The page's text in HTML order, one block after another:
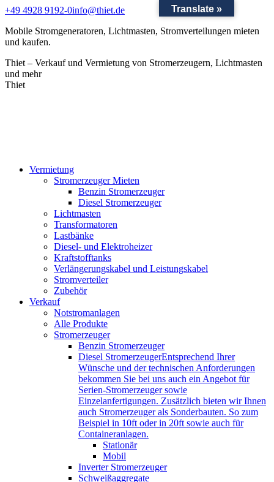
Zum
springen
+49 4928 9192-0info@thiet.de
Mobile Stromgeneratoren, Lichtmasten, Stromverteilungen mieten
und kaufen.
Thiet – Verkauf und Vermietung von Stromerzeugern, Lichtmasten
und mehr
Thiet
Vermietung
Stromerzeuger Mieten
Benzin Stromerzeuger
Diesel Stromerzeuger
Lichtmasten
Transformatoren
Lastbänke
Diesel- und Elektroheizer
Kraftstofftanks
Verlängerungskabel und Leistungskabel
Stromverteiler
Zubehör
Verkauf
Notstromanlagen
Alle Produkte
Stromerzeuger
Benzin Stromerzeuger
Diesel StromerzeugerEntsprechend Ihrer
Wünsche und der technischen Anforderungen
bekommen Sie bei uns auch ein Angebot für
Serien-Stromerzeuger sowie
Einzelanfertigungen. Zusätzlich bieten wir Ihnen
auch Stromerzeuger als Sonderbauten. So zum
Beispiel in 10ft oder in 20ft sowie auch für
Containeranlagen.
Stationär
Mobil
Inverter Stromerzeuger
Schweißaggregate
Translate »